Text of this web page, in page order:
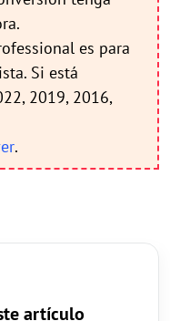
es para
Si está
2019, 2016,
.
artículo